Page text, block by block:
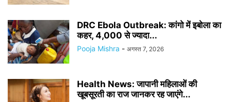
DRC Ebola Outbreak: कांगो में इबोला का
कहर, 4,000 से ज्यादा...
Pooja Mishra - अगस्त 7, 2026
Health News: जापानी महिलाओं की
खूबसूरती का राज जानकर रह जाएंगे...